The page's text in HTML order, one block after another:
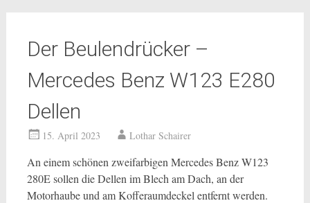
Der Beulendrücker –
Mercedes Benz W123 E280
Dellen
15. April 2023 Lothar Schairer
An einem schönen zweifarbigen Mercedes Benz W123
280E sollen die Dellen im Blech am Dach, an der
Motorhaube und am Kofferaumdeckel entfernt werden.